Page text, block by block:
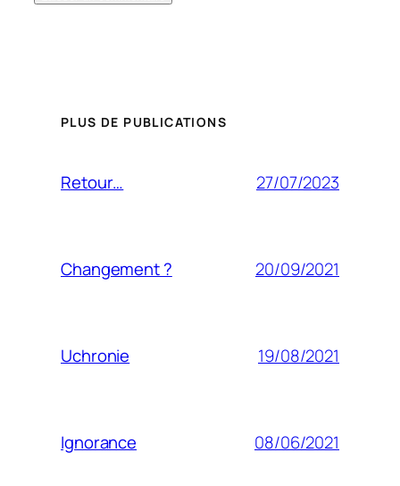
PLUS DE PUBLICATIONS
Retour… 27/07/2023
Changement ? 20/09/2021
Uchronie 19/08/2021
Ignorance 08/06/2021